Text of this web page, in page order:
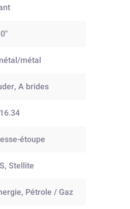
métal
A brides
étoupe
Stellite
Pétrole / Gaz